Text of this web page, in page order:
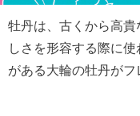
牡丹は、古くから高
しさを形容する際に
がある大輪の牡丹がフ